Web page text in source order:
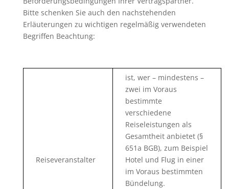
Bitte schenken Sie auch den nachstehenden
Erläuterungen zu wichtigen regelmäßig verwendeten
Begriffen Beachtung:
Reiseveranstalter
ist, wer – mindestens –
zwei im Voraus
bestimmte
verschiedene
Reiseleistungen als
Gesamtheit anbietet (§
651a BGB), zum Beispiel
Hotel und Flug in einer
im Voraus bestimmten
Bündelung.